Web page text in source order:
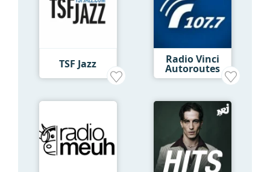
TSF Jazz Radio Vinci
Autoroutes